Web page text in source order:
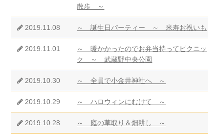
散歩 ～
2019.11.08 ～ 誕生日パーティー ～ 米寿お祝いも
2019.11.01
～ 暖かかったのでお弁当持ってピクニッ
ク ～ 武蔵野中央公園
2019.10.30 ～ 全員で小金井神社へ ～
2019.10.29 ～ ハロウィンにむけて ～
2019.10.28 ～ 庭の草取り＆畑耕し ～